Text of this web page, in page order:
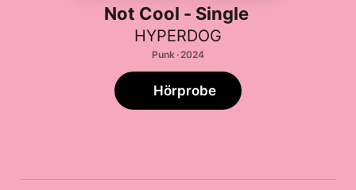
Not Cool - Single
HYPERDOG
Punk · 2024
Hörprobe